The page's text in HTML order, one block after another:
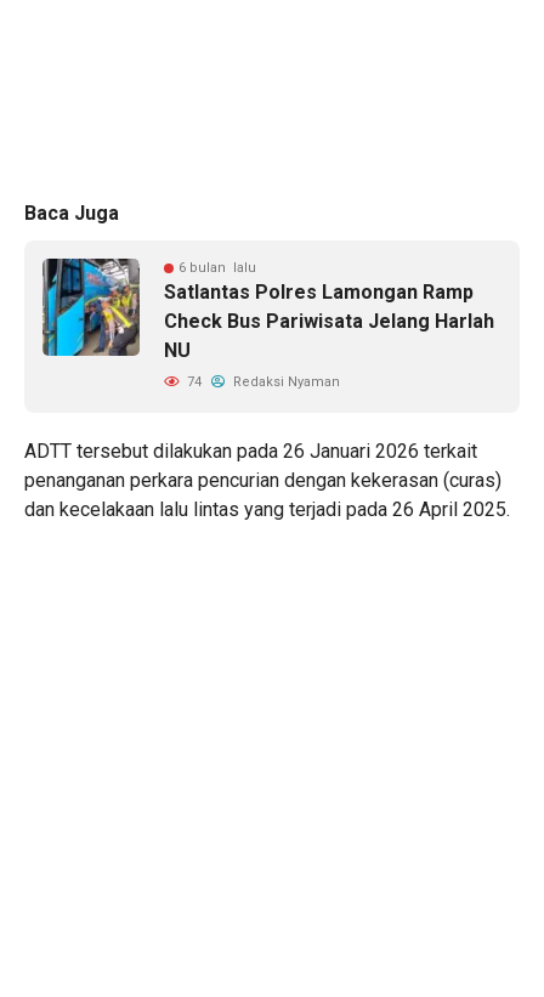
Baca Juga
6 bulan lalu
Satlantas Polres Lamongan Ramp
Check Bus Pariwisata Jelang Harlah
NU
74 Redaksi Nyaman
ADTT tersebut dilakukan pada 26 Januari 2026 terkait
penanganan perkara pencurian dengan kekerasan (curas)
dan kecelakaan lalu lintas yang terjadi pada 26 April 2025.